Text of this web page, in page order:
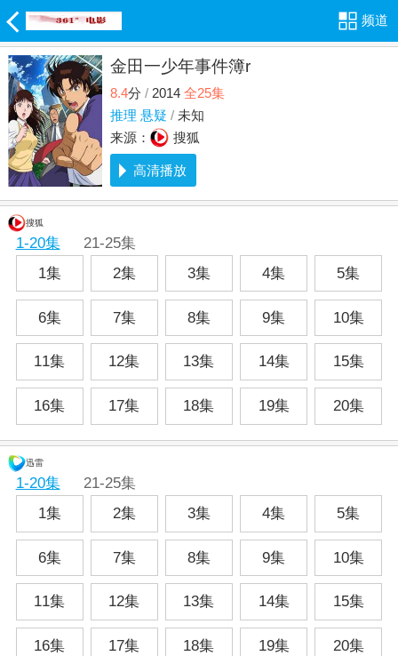
频道
金田一少年事件簿r
8.4分 /2014 全25集
推理 悬疑 /未知
来源：
搜狐
高清播放
搜狐
1-20集
21-25集
1集
2集 3集 4集 5集
6集 7集 8集 9集 10集
11集 12集 13集 14集 15集
16集 17集 18集 19集 20集
迅雷
1-20集
21-25集
1集
2集 3集 4集 5集
6集 7集 8集 9集 10集
11集 12集 13集 14集 15集
16集 17集 18集 19集 20集